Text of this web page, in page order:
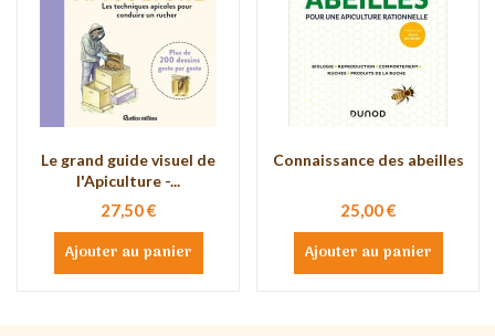
Le grand guide visuel de
l'Apiculture -...
27,50 €
Ajouter au panier
Connaissance des abeilles
25,00 €
Ajouter au panier